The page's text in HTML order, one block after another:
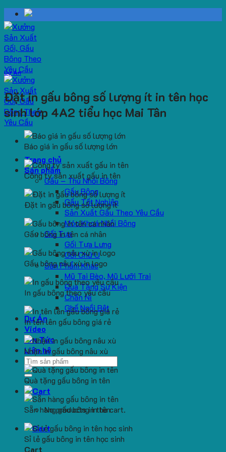
Skip
to
content
Trang chủ
Sản phẩm
Gấu – Thú Nhồi Bông
Gấu Bông
Gấu Tốt Nghiệp
Sản Xuất Gấu Theo Yêu Cầu
Móc Khoá Nhồi Bông
Gối Tựa
Gối Tựa Lưng
Gối Chữ U
Sản Phẩm Khác
Mũ Tai Bèo, Mũ Lưỡi Trai
Quà Tặng Sự Kiện
Chăn Nỉ
Ghế Ngồi Bệt
Dự Án
Video
Tin Tức
Liên hệ
Search
for:
No products in the cart.
Cart
Dự Án
Đặt in gấu bông số lượng ít in tên học
sinh lớp 4A2 tiểu học Mai Tân
Báo giá in gấu số lượng lớn
Công ty sản xuất gấu in tên
Đặt in gấu bông số lượng ít
Gấu bông in tên cá nhân
Gấu bông nâu xù in logo
In gấu bông theo yêu cầu
In tên lên gấu bông giá rẻ
Nhận in gấu bông nâu xù
Quà tặng gấu bông in tên
Sẵn hàng gấu bông in tên
Sỉ lẻ gấu bông in tên học sinh